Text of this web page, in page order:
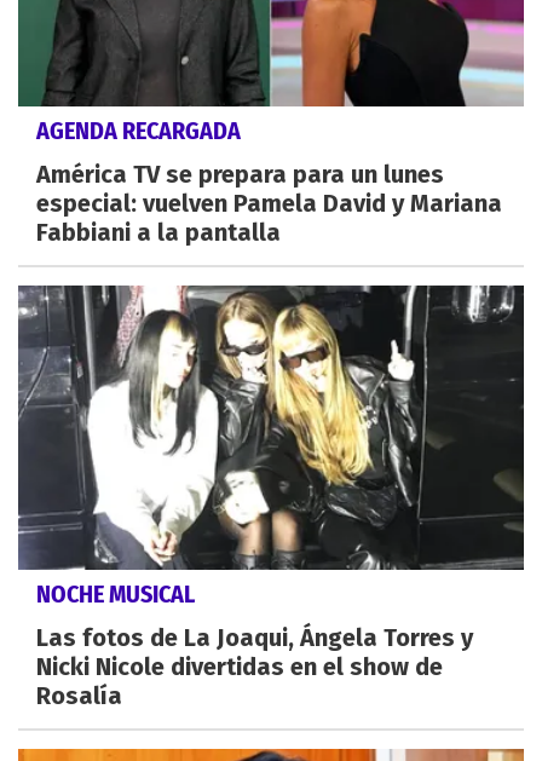
AGENDA RECARGADA
América TV se prepara para un lunes
especial: vuelven Pamela David y Mariana
Fabbiani a la pantalla
NOCHE MUSICAL
Las fotos de La Joaqui, Ángela Torres y
Nicki Nicole divertidas en el show de
Rosalía